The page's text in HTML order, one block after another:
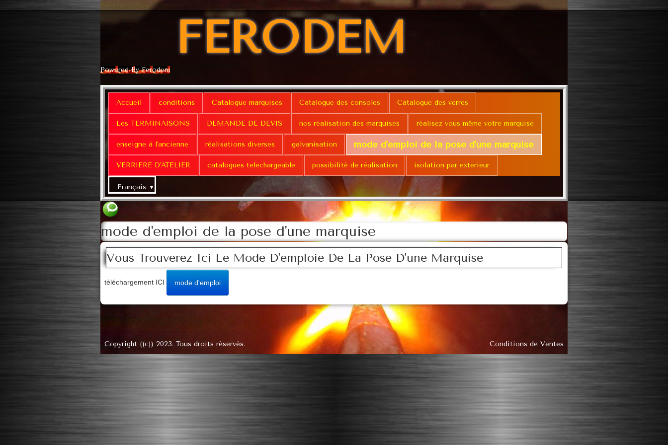
FERODEM
Powered By Ferodem
Accueil conditions Catalogue marquises Catalogue des consoles Catalogue des verres
Les TERMINAISONS DEMANDE DE DEVIS nos réalisation des marquises réalisez vous même votre marquise
enseigne à l'ancienne réalisations diverses galvanisation mode d'emploi de la pose d'une marquise
VERRIERE D'ATELIER catalogues telechargeable possibilité de réalisation isolation par exterieur
Français ▼
mode d'emploi de la pose d'une marquise
Vous Trouverez Ici Le Mode D'emploie De La Pose D'une Marquise
téléchargement ICI ​ mode d'emploi
Copyright ((c)) 2023. Tous droits réservés. Conditions de Ventes